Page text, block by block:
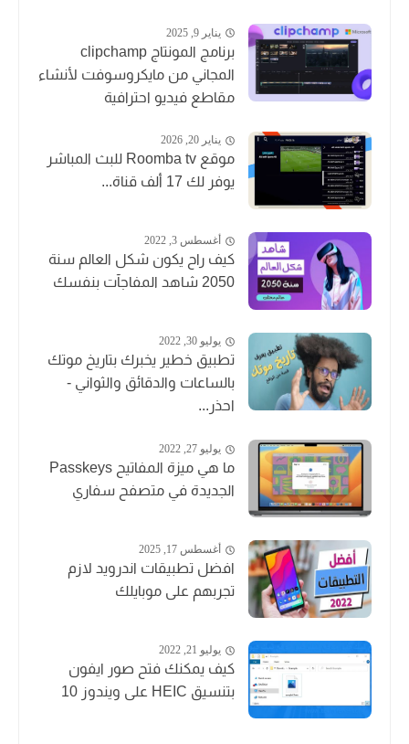
يناير 9, 2025
برنامج المونتاج clipchamp
المجاني من مايكروسوفت لأنشاء
مقاطع فيديو احترافية
يناير 20, 2026
موقع Roomba tv للبث المباشر
يوفر لك 17 ألف قناة...
أغسطس 3, 2022
كيف راح يكون شكل العالم سنة
2050 شاهد المفاجآت بنفسك
يوليو 30, 2022
تطبيق خطير يخبرك بتاريخ موتك
بالساعات والدقائق والثواني -
احذر...
يوليو 27, 2022
ما هي ميزة المفاتيح Passkeys
الجديدة في متصفح سفاري
أغسطس 17, 2025
افضل تطبيقات اندرويد لازم
تجربهم على موبايلك
يوليو 21, 2022
كيف يمكنك فتح صور ايفون
بتنسيق HEIC على ويندوز 10